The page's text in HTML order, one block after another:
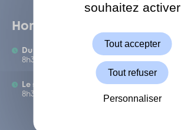
Horaires
Du lundi au vendredi :
8h30-12h/13h-17h
Le samedi :
8h30-12h
ShareThis est désactivé.
souhaitez activer
Tout accepter
Tout refuser
Personnaliser